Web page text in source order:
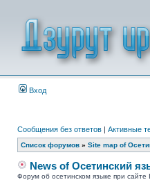
Вход
Сообщения без ответов | Активные
Список форумов » Site map of
News of Осетинский
Форум об осетинском языке при сайте